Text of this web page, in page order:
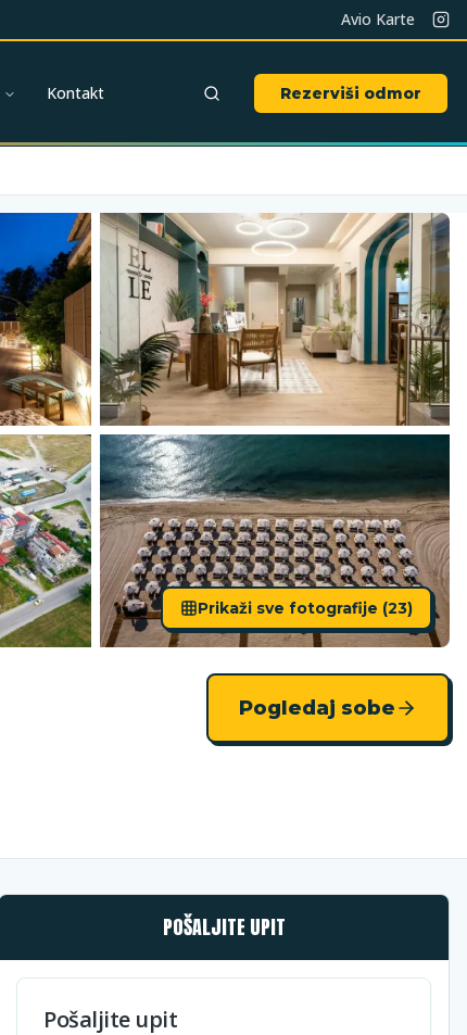
Avio Karte
Kontakt Rezerviši odmor
Prikaži sve fotografije (23)
Pogledaj sobe
POŠALJITE UPIT
Pošaljite upit